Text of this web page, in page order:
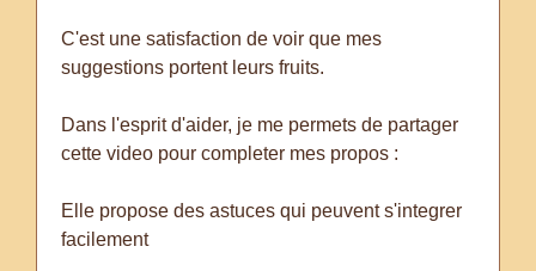
C'est une satisfaction de voir que mes
suggestions portent leurs fruits.
Dans l'esprit d'aider, je me permets de partager
cette video pour completer mes propos :
Elle propose des astuces qui peuvent s'integrer